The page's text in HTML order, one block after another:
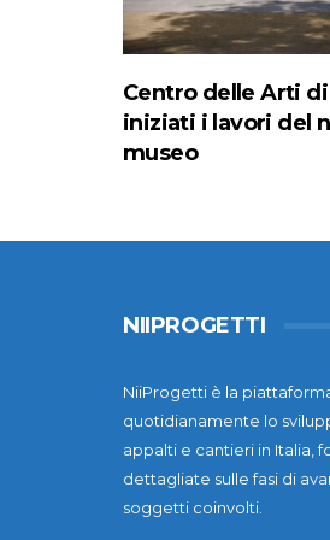
Centro delle Arti di
iniziati i lavori del
museo
NIIPROGETTI
NiiProgetti è la
quotidianamente lo
appalti e cantieri in Italia,
dettagliate sulle fasi di
soggetti coinvolti.